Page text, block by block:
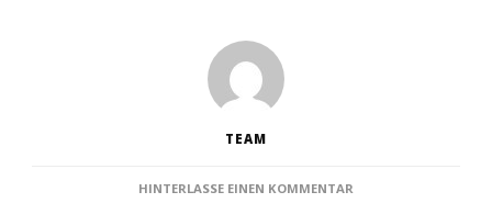
TEAM
HINTERLASSE EINEN KOMMENTAR